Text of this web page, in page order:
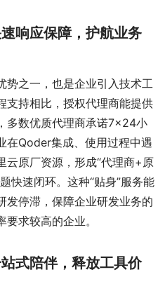
速响应保障，护航业务
势之一，也是企业引入技术工
支持相比，授权代理商能提供
多数优质代理商承诺7×24小
在Qoder集成、使用过程中遇
云原厂资源，形成“代理商+原
快速闭环。这种“贴身”服务能
发停滞，保障企业研发业务的
求较高的企业。
式陪伴，释放工具价